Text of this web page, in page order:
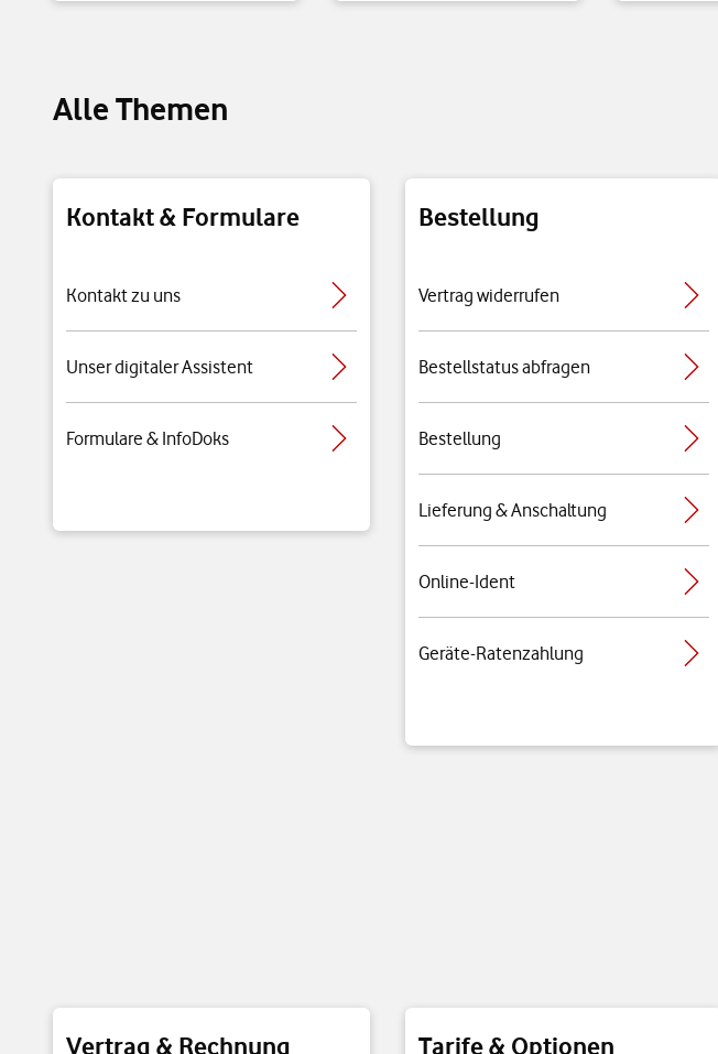
Alle Themen
Kontakt & Formulare
Kontakt zu uns
Unser digitaler Assistent
Formulare & InfoDoks
Bestellung
Vertrag widerrufen
Bestellstatus abfragen
Bestellung
Lieferung & Anschaltung
Online-Ident
Geräte-Ratenzahlung
Vertrag & Rechnung Tarife & Optionen